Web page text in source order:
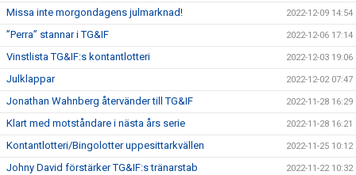
Missa inte morgondagens julmarknad! 2022-12-09 14:54
”Perra” stannar i TG&IF 2022-12-06 17:14
Vinstlista TG&IF:s kontantlotteri 2022-12-03 19:06
Julklappar 2022-12-02 07:47
Jonathan Wahnberg återvänder till TG&IF 2022-11-28 16:29
Klart med motståndare i nästa års serie 2022-11-28 16:21
Kontantlotteri/Bingolotter uppesittarkvällen 2022-11-25 10:12
Johny David förstärker TG&IF:s tränarstab 2022-11-22 10:32